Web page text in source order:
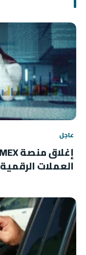
عاجل
العملات الرقمية